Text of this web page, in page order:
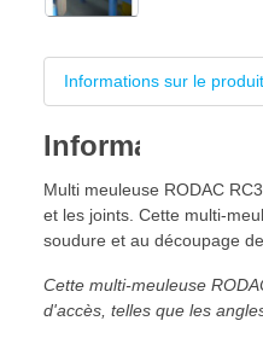
+3
Informations sur le produit
Informations
Multi meuleuse RODAC
et les joints. Cette multi-
soudure et au découpage
Cette multi-meuleuse
d'accès, telles que les